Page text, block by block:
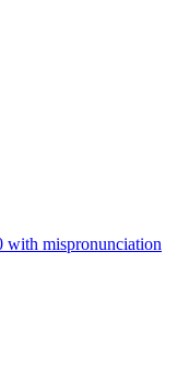
with mispronunciation